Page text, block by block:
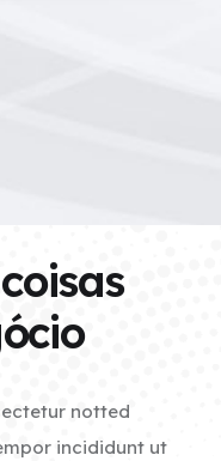
notted
incididunt ut